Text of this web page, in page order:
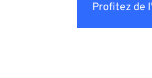
Profitez de